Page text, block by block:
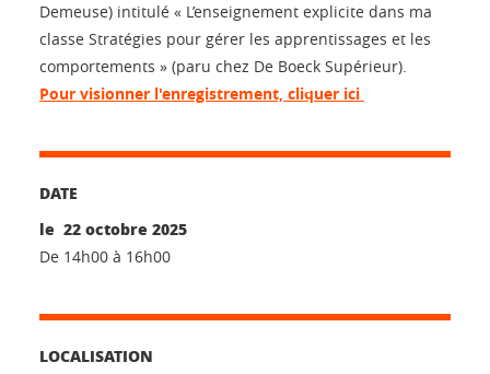
Demeuse) intitulé « L’enseignement explicite dans ma
classe Stratégies pour gérer les apprentissages et les
comportements » (paru chez De Boeck Supérieur).
Pour visionner l'enregistrement, cliquer ici
DATE
le 22 octobre 2025
De 14h00 à 16h00
LOCALISATION